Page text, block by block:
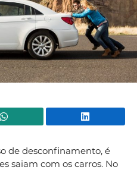
WhatsApp
de desconfinamento, é
saiam com os carros. No